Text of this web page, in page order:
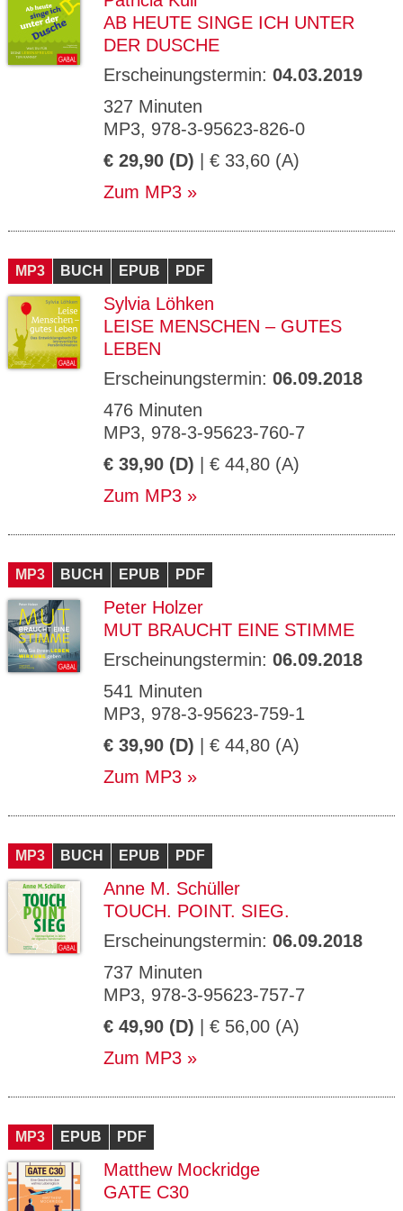
AB HEUTE SINGE ICH UNTER
DER DUSCHE
Erscheinungstermin: 04.03.2019
327 Minuten
MP3, 978-3-95623-826-0
€ 29,90 (D) | € 33,60 (A)
Zum MP3
MP3 BUCH EPUB PDF
Sylvia Löhken
LEISE MENSCHEN – GUTES
LEBEN
Erscheinungstermin: 06.09.2018
476 Minuten
MP3, 978-3-95623-760-7
€ 39,90 (D) | € 44,80 (A)
Zum MP3
MP3 BUCH EPUB PDF
Peter Holzer
MUT BRAUCHT EINE STIMME
Erscheinungstermin: 06.09.2018
541 Minuten
MP3, 978-3-95623-759-1
€ 39,90 (D) | € 44,80 (A)
Zum MP3
MP3 BUCH EPUB PDF
Anne M. Schüller
TOUCH. POINT. SIEG.
Erscheinungstermin: 06.09.2018
737 Minuten
MP3, 978-3-95623-757-7
€ 49,90 (D) | € 56,00 (A)
Zum MP3
MP3 EPUB PDF
Matthew Mockridge
GATE C30